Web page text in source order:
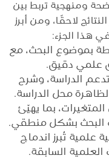
ومنهجية تربط بين
لاحقًا، ومن أبرز
هذا الجزء:
بموضوع البحث، مع
علمي دقيق.
الدراسة، وشرح
محل الدراسة.
بما يهيّئ
البحث بشكل منطقي.
علمية تُبرز اندماج
العلمية السابقة.